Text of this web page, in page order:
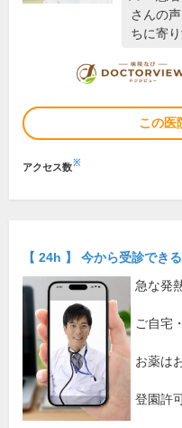
さんの
ちに寄
この医
アクセス数※
【 24h 】 今から受診できる
急な発
ご自宅
お薬は
登園許